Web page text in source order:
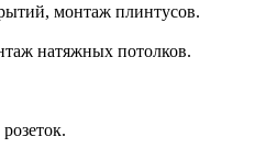
монтаж плинтусов.
натяжных потолков.